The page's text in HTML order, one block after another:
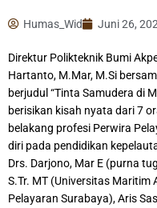
Humas_Wid Juni 26,
Direktur Polikteknik Bumi
Hartanto, M.Mar, M.Si
berjudul “Tinta Samudera di
berisikan kisah nyata dari 7
belakang profesi Perwira
diri pada pendidikan
Drs. Darjono, Mar E (purna
S.Tr. MT (Universitas Maritim
Pelayaran Surabaya), Aris